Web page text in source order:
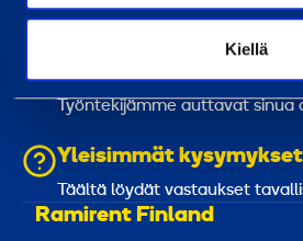
Kiellä
Vastaamme tavallisesti
Työntekijämme auttavat sinua
Yleisimmät kysymykset
Täältä löydät vastaukset
Ramirent Finland